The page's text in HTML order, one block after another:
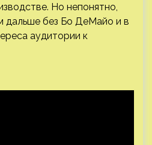
Но непонятно,
дальше без Бо ДеМайо и в
аудитории к